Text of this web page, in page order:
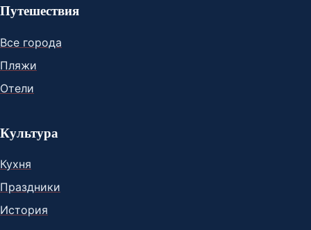
Путешествия
Все города
Пляжи
Отели
Культура
Кухня
Праздники
История